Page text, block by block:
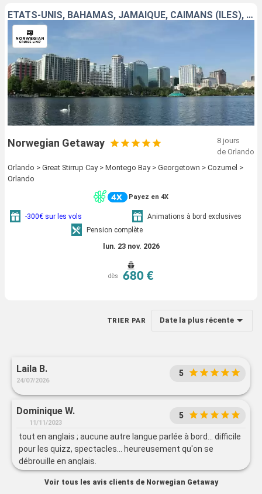
ÉTATS-UNIS, BAHAMAS, JAMAÏQUE, CAÏMANS (ÎLES), MEXIQUE
Norwegian Getaway
8 jours
de Orlando
Orlando > Great Stirrup Cay > Montego Bay > Georgetown > Cozumel >
Orlando
Payez en 4X
-300€ sur les vols
Animations à bord exclusives
Pension complète
lun. 23 nov. 2026
dès 680 €
TRIER PAR Date la plus récente
Laila B.
24/07/2026
5
Dominique W.
11/11/2023
5
tout en anglais ; aucune autre langue parlée à bord... difficile
pour les quizz, spectacles... heureusement qu'on se
débrouille en anglais.
Voir tous les avis clients de Norwegian Getaway